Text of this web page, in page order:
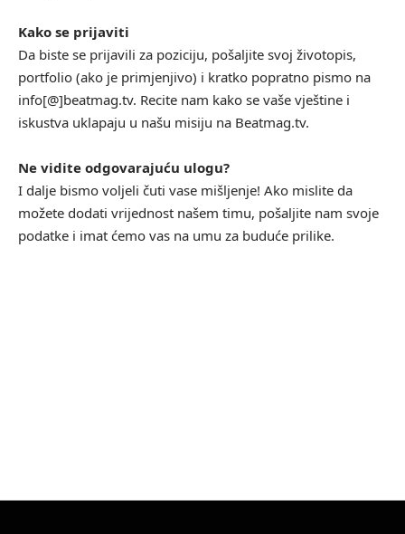
Kako se prijaviti
Da biste se prijavili za poziciju, pošaljite svoj životopis,
portfolio (ako je primjenjivo) i kratko popratno pismo na
info[@]beatmag.tv. Recite nam kako se vaše vještine i
iskustva uklapaju u našu misiju na Beatmag.tv.
Ne vidite odgovarajuću ulogu?
I dalje bismo voljeli čuti vase mišljenje! Ako mislite da
možete dodati vrijednost našem timu, pošaljite nam svoje
podatke i imat ćemo vas na umu za buduće prilike.